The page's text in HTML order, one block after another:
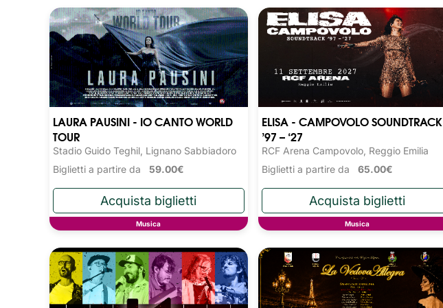
LAURA PAUSINI - IO CANTO WORLD
TOUR
Stadio Guido Teghil, Lignano Sabbiadoro
Biglietti a partire da 59.00€
Musica
ELISA - CAMPOVOLO SOUNDTRACK
’97 – ‘27
RCF Arena Campovolo, Reggio Emilia
Biglietti a partire da 65.00€
Musica